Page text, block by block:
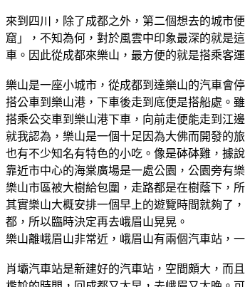
來到四川，除了成都之外，第二個想去的城市
窟」，不知為何，對於風雲中印象最深的就是
車。因此從成都來樂山，最方便的就是搭乘客
樂山是一座小城市，從成都到達樂山的汽車會
搭公車到樂山港，下車後走到底便是搭船處。
搭乘公交車到樂山港下車，向前走便能走到江
就我認為，樂山是一個十足因為大佛而開發的
也有不少知名有特色的小吃。像是砵砵雞，據
靠近市中心的海棠廣場是一處公園，公園旁有
樂山市區被大樹給包圍，走路都是在樹蔭下，
其實樂山大概安排一個早上的遊覽時間就夠了
都，所以臨時決定再去峨眉山晃晃。
樂山離峨眉山非常近，峨眉山有兩個汽車站，
肖壩汽車站是新建好的汽車站，空間頗大，而